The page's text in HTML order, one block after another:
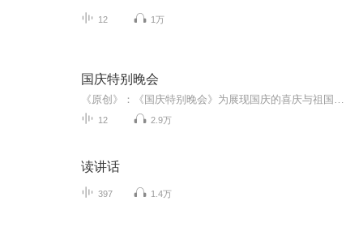
12 1万
国庆特别晚会
12 2.9万
读讲话
397 1.4万